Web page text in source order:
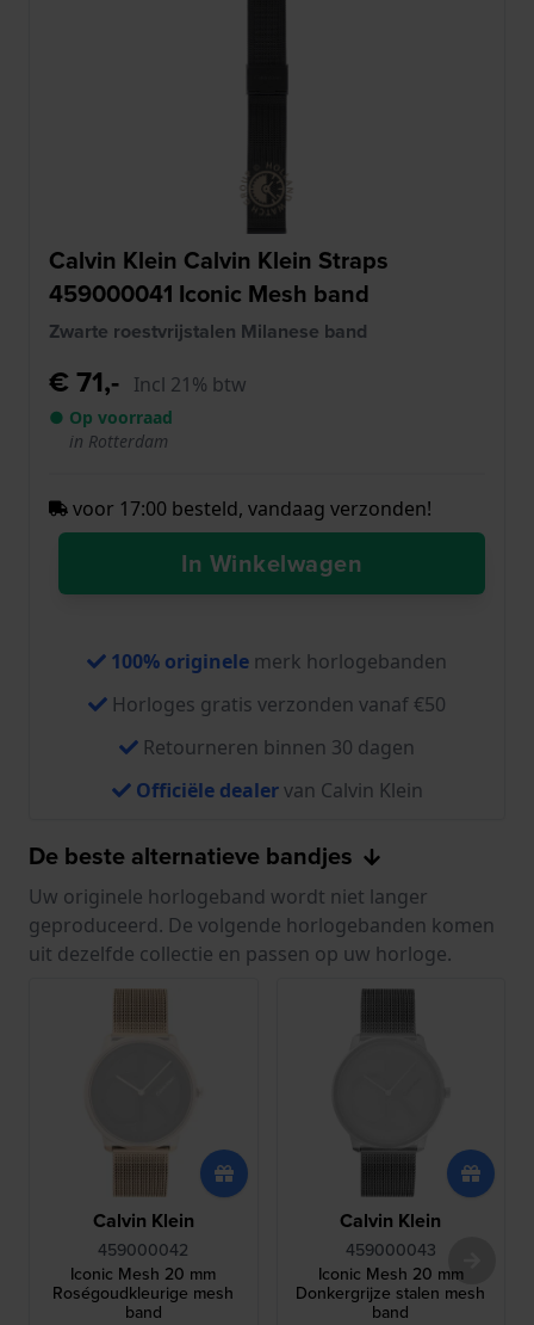
Calvin Klein Calvin Klein Straps
459000041 Iconic Mesh band
Zwarte roestvrijstalen Milanese band
€ 71,- Incl 21% btw
● Op voorraad
in Rotterdam
voor 17:00 besteld, vandaag verzonden!
In Winkelwagen
100% originele merk horlogebanden
Horloges gratis verzonden vanaf €50
Retourneren binnen 30 dagen
Officiële dealervan Calvin Klein
De beste alternatieve bandjes
Uw originele horlogeband wordt niet langer
geproduceerd. De volgende horlogebanden komen
uit dezelfde collectie en passen op uw horloge.
Calvin Klein
459000042
Iconic Mesh 20 mm
Roségoudkleurige mesh
band
Calvin Klein
459000043
Iconic Mesh 20 mm
Donkergrijze stalen mesh
band